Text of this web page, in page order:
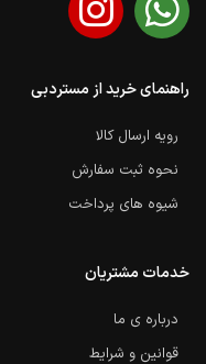
راهنمای خرید از مستردبی
رویه ارسال کالا
نحوه ثبت سفارش
شیوه های پرداخت
خدمات مشتریان
درباره ی ما
قوانین و شرایط